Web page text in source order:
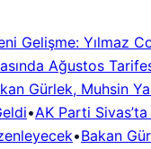
Gelişme: Yılmaz
Ağustos
Gürlek, Muhsin
•AK Parti
•Bakan